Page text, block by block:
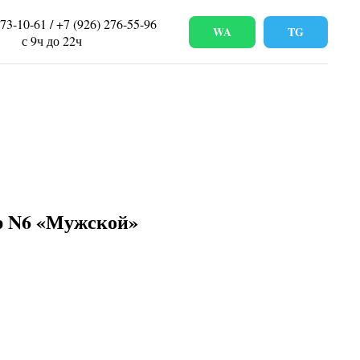
10-61 / +7 (926) 276-55-96
с 9ч до 22ч
WA TG
N6 «Мужской»